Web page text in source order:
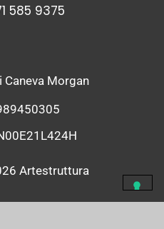
585 9375
Morgan
Artestruttura